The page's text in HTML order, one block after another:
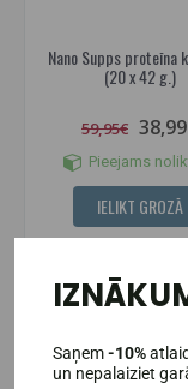
Nano Supps proteīna
(20 x 42 g.)
59,95€
Pieejams
IELIKT GROZĀ
Saņem-10%
un nepalaiziet